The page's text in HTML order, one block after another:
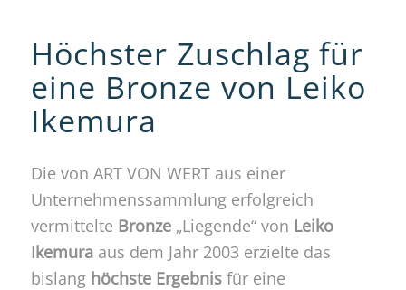
Höchster Zuschlag für
eine Bronze von Leiko
Ikemura
Die von ART VON WERT aus einer
Unternehmenssammlung erfolgreich
vermittelte Bronze„Liegende“ von Leiko
Ikemuraaus dem Jahr 2003 erzielte das
bislanghöchste Ergebnisfür eine